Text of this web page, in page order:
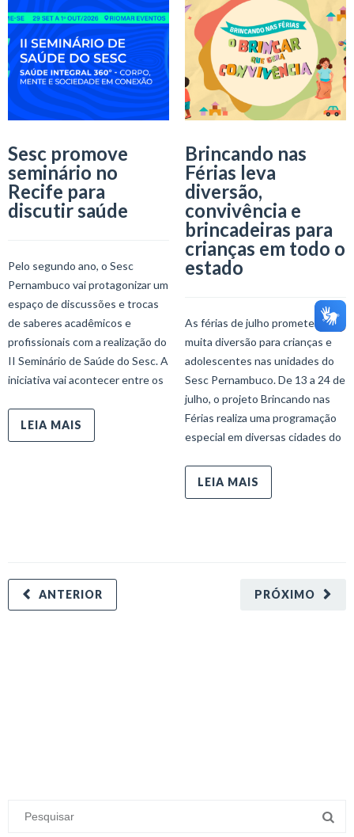
Sesc promove
seminário no
Recife para
discutir saúde
Pelo segundo ano, o Sesc
Pernambuco vai protagonizar um
espaço de discussões e trocas
de saberes acadêmicos e
profissionais com a realização do
II Seminário de Saúde do Sesc. A
iniciativa vai acontecer entre os
LEIA MAIS
Brincando nas
Férias leva
diversão,
convivência e
brincadeiras para
crianças em todo o
estado
As férias de julho prometem
muita diversão para crianças e
adolescentes nas unidades do
Sesc Pernambuco. De 13 a 24 de
julho, o projeto Brincando nas
Férias realiza uma programação
especial em diversas cidades do
LEIA MAIS
PRÓXIMO
ANTERIOR